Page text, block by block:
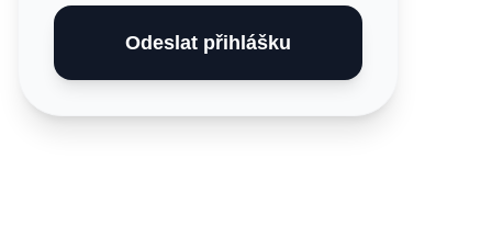
Odeslat přihlášku